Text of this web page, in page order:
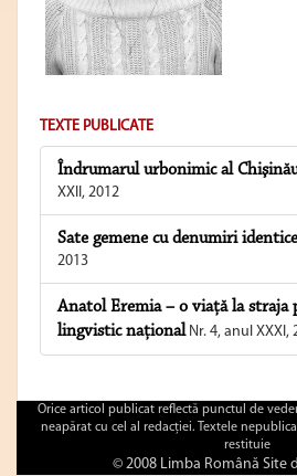
TEXTE PUBLICATE
Îndrumarul urbonimic al
XXII, 2012
Sate gemene cu denumiri identice
2013
Anatol Eremia – o viață la straja
lingvistic naționalNr. 4, anul XXXI,
Orice articol publicat reflectă punctul de
neapărat cu cel al redacţiei. Textele
restituie
© 2008 Limba Română Site